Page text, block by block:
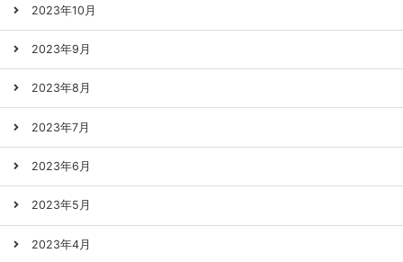
2023年10月
2023年9月
2023年8月
2023年7月
2023年6月
2023年5月
2023年4月